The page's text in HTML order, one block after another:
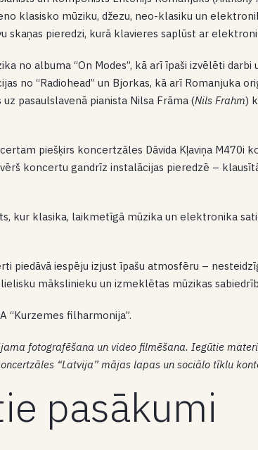
klasisko mūziku, džezu, neo-klasiku un
skaņas pieredzi, kurā klavieres saplūst ar
no albuma “On Modes”, kā arī īpaši izvēlēti darbi
no “Radiohead” un Bjorkas, kā arī Romanjuka
uz pasaulslavenā pianista Nilsa Frāma (Nils Frahm)
piešķirs koncertzāles Dāvida Kļaviņa M470i
koncertu gandrīz instalācijas pieredzē –
kur klasika, laikmetīgā mūzika un elektronika
piedāvā iespēju izjust īpašu atmosfēru –
mākslinieku un izmeklētas mūzikas
“Kurzemes filharmonija”.
fotografēšana un video filmēšana. Iegūtie
“Latvija” mājas lapas un sociālo tīklu
pasākumi